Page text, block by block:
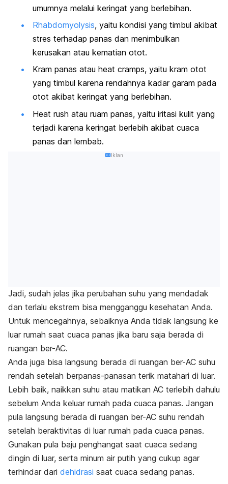
umumnya melalui keringat yang berlebihan.
Rhabdomyolysis, yaitu kondisi yang timbul akibat
stres terhadap panas dan menimbulkan
kerusakan atau kematian otot.
Kram panas atau heat cramps, yaitu kram otot
yang timbul karena rendahnya kadar garam pada
otot akibat keringat yang berlebihan.
Heat rush atau ruam panas, yaitu iritasi kulit yang
terjadi karena keringat berlebih akibat cuaca
panas dan lembab.
Iklan
Jadi, sudah jelas jika perubahan suhu yang mendadak
dan terlalu ekstrem bisa mengganggu kesehatan Anda.
Untuk mencegahnya, sebaiknya Anda tidak langsung ke
luar rumah saat cuaca panas jika baru saja berada di
ruangan ber-AC.
Anda juga bisa langsung berada di ruangan ber-AC suhu
rendah setelah berpanas-panasan terik matahari di luar.
Lebih baik, naikkan suhu atau matikan AC terlebih dahulu
sebelum Anda keluar rumah pada cuaca panas. Jangan
pula langsung berada di ruangan ber-AC suhu rendah
setelah beraktivitas di luar rumah pada cuaca panas.
Gunakan pula baju penghangat saat cuaca sedang
dingin di luar, serta minum air putih yang cukup agar
terhindar dari dehidrasi saat cuaca sedang panas.